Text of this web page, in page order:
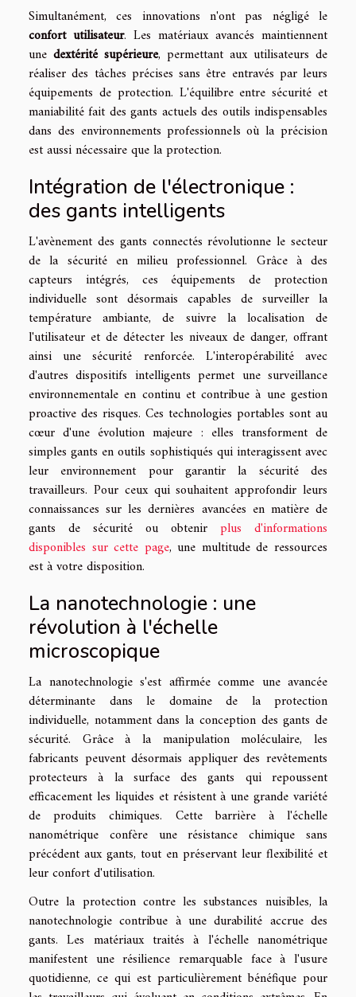
Simultanément, ces innovations n'ont pas négligé le
confort utilisateur. Les matériaux avancés maintiennent
une dextérité supérieure, permettant aux utilisateurs de
réaliser des tâches précises sans être entravés par leurs
équipements de protection. L'équilibre entre sécurité et
maniabilité fait des gants actuels des outils indispensables
dans des environnements professionnels où la précision
est aussi nécessaire que la protection.
Intégration de l'électronique :
des gants intelligents
L'avènement des gants connectés révolutionne le secteur
de la sécurité en milieu professionnel. Grâce à des
capteurs intégrés, ces équipements de protection
individuelle sont désormais capables de surveiller la
température ambiante, de suivre la localisation de
l'utilisateur et de détecter les niveaux de danger, offrant
ainsi une sécurité renforcée. L'interopérabilité avec
d'autres dispositifs intelligents permet une surveillance
environnementale en continu et contribue à une gestion
proactive des risques. Ces technologies portables sont au
cœur d'une évolution majeure : elles transforment de
simples gants en outils sophistiqués qui interagissent avec
leur environnement pour garantir la sécurité des
travailleurs. Pour ceux qui souhaitent approfondir leurs
connaissances sur les dernières avancées en matière de
gants de sécurité ou obtenir plus d'informations
disponibles sur cette page, une multitude de ressources
est à votre disposition.
La nanotechnologie : une
révolution à l'échelle
microscopique
La nanotechnologie s'est affirmée comme une avancée
déterminante dans le domaine de la protection
individuelle, notamment dans la conception des gants de
sécurité. Grâce à la manipulation moléculaire, les
fabricants peuvent désormais appliquer des revêtements
protecteurs à la surface des gants qui repoussent
efficacement les liquides et résistent à une grande variété
de produits chimiques. Cette barrière à l'échelle
nanométrique confère une résistance chimique sans
précédent aux gants, tout en préservant leur flexibilité et
leur confort d'utilisation.
Outre la protection contre les substances nuisibles, la
nanotechnologie contribue à une durabilité accrue des
gants. Les matériaux traités à l'échelle nanométrique
manifestent une résilience remarquable face à l'usure
quotidienne, ce qui est particulièrement bénéfique pour